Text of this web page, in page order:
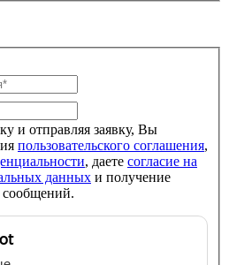
и отправляя заявку, Вы
пользовательского соглашения,
, даете согласие на
данных и получение